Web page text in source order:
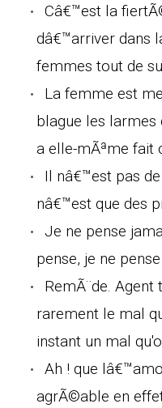
Câ€™est la
dâ€™arriver dans
femmes tout de
La femme est
blague les larmes
a elle-mÃªme fait
Il nâ€™est pas
nâ€™est que des
Je ne pense
pense, je ne
RemÃ¨de.
rarement le mal
instant un mal
Ah ! que
agrÃ©able en